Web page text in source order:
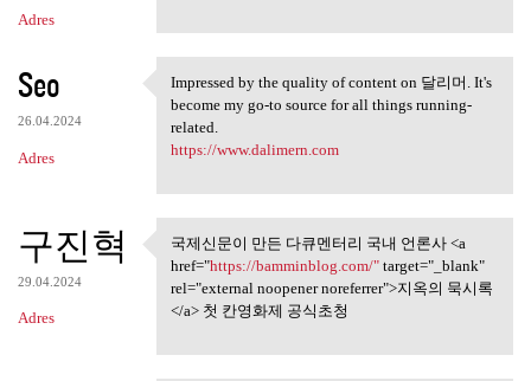
Adres
Seo
26.04.2024
Adres
Impressed by the quality of
Impressed by the quality of content on 달리머. It's
become my go-to source for all things running-
related.
https://www.dalimern.com
구진혁
29.04.2024
Adres
국제신문이 만든 다큐멘터리 국
내 언론사 <a href
국제신문이 만든 다큐멘터리 국내 언론사 <a
href="https://bamminblog.com/"target="_blank"
rel="external noopener noreferrer">지옥의 묵시록
</a> 첫 칸영화제 공식초청